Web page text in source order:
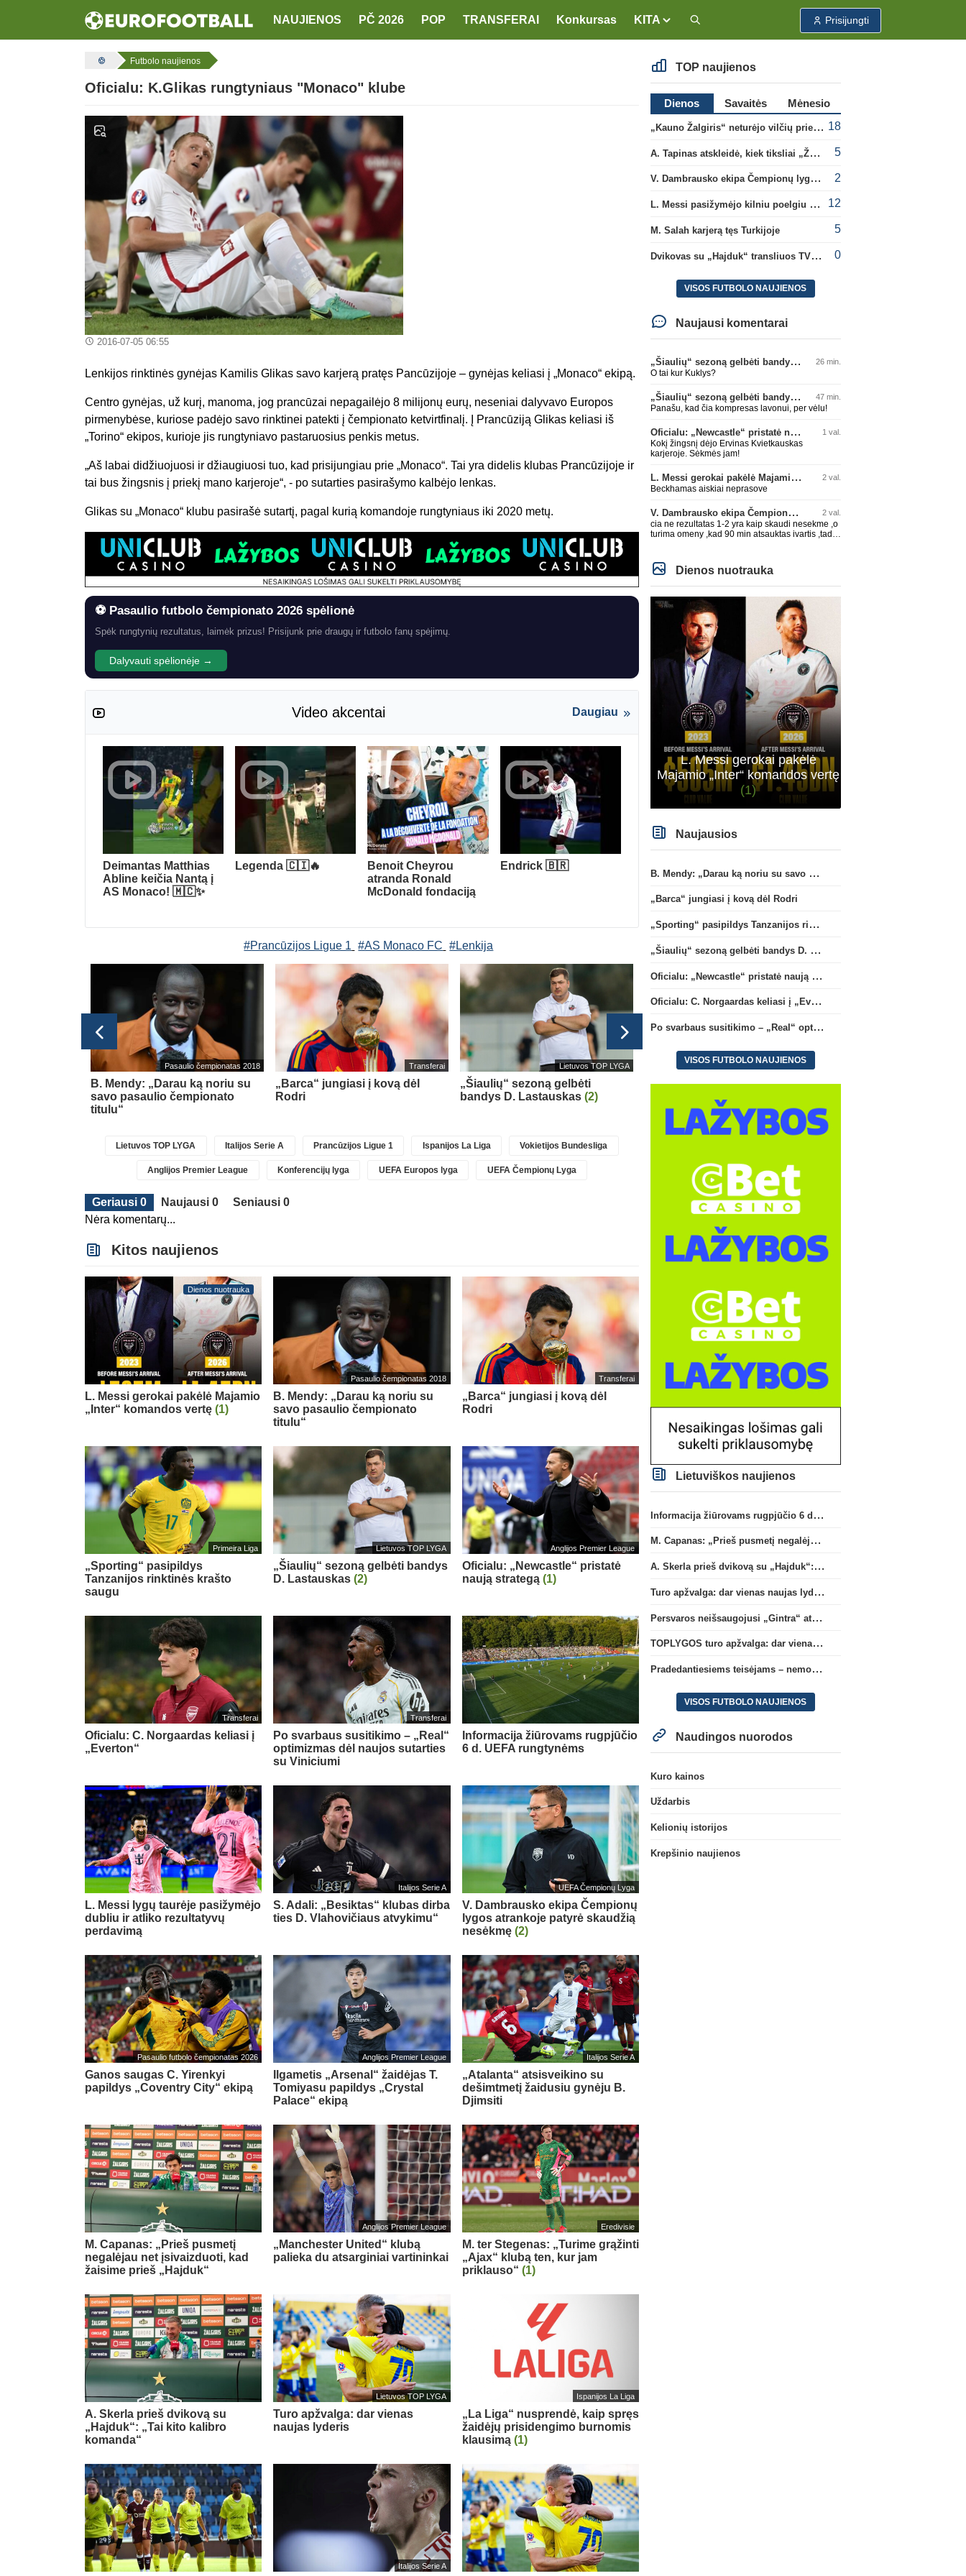
NAUJIENOS PČ 2026 POP TRANSFERAI Konkursas KITA Prisijungti
Futbolo naujienos
Oficialu: K.Glikas rungtyniaus "Monaco" klube
2016-07-05 06:55
Lenkijos rinktinės gynėjas Kamilis Glikas savo karjerą pratęs Pancūzijoje – gynėjas keliasi į „Monaco“ ekipą.
Centro gynėjas, už kurį, manoma, jog prancūzai nepagailėjo 8 milijonų eurų, neseniai dalyvavo Europos
pirmenybėse, kuriose padėjo savo rinktinei patekti į čempionato ketvirtfinalį. Į Prancūziją Glikas keliasi iš
„Torino“ ekipos, kurioje jis rungtyniavo pastaruosius penkis metus.
„Aš labai didžiuojuosi ir džiaugiuosi tuo, kad prisijungiau prie „Monaco“. Tai yra didelis klubas Prancūzijoje ir
tai bus žingsnis į priekį mano karjeroje“, - po sutarties pasirašymo kalbėjo lenkas.
Glikas su „Monaco“ klubu pasirašė sutartį, pagal kurią komandoje rungtyniaus iki 2020 metų.
⚽ Pasaulio futbolo čempionato 2026 spėlionė
Spėk rungtynių rezultatus, laimėk prizus! Prisijunk prie draugų ir futbolo fanų spėjimų.
Dalyvauti spėlionėje →
Video akcentai Daugiau
Deimantas Matthias
Abline keičia Nantą į
AS Monaco! 🇲🇨✨
Legenda 🇨🇮🔥
Benoit Cheyrou
atranda Ronald
McDonald fondaciją
Endrick 🇧🇷
#Prancūzijos Ligue 1 #AS Monaco FC #Lenkija
Pasaulio čempionatas 2018
B. Mendy: „Darau ką noriu su
savo pasaulio čempionato
titulu“
Transferai
„Barca“ jungiasi į kovą dėl
Rodri
Lietuvos TOP LYGA
„Šiaulių“ sezoną gelbėti
bandys D. Lastauskas (2)
Anglijos Premier League
Oficialu: „Newcastle“ pristatė
naują strategą(1)
Oficialu: C. Norgaardas
Lietuvos TOP LYGA Italijos Serie A Prancūzijos Ligue 1 Ispanijos La Liga Vokietijos Bundesliga
Anglijos Premier League Konferencijų lyga UEFA Europos lyga UEFA Čempionų Lyga
Geriausi 0 Naujausi 0
Seniausi 0
Nėra komentarų...
Kitos naujienos
Dienos nuotrauka
L. Messi gerokai pakėlė Majamio
„Inter“ komandos vertę (1)
Pasaulio čempionatas 2018
B. Mendy: „Darau ką noriu su
savo pasaulio čempionato
titulu“
Transferai
„Barca“ jungiasi į kovą dėl
Rodri
Primeira Liga
„Sporting“ pasipildys
Tanzanijos rinktinės krašto
saugu
Lietuvos TOP LYGA
„Šiaulių“ sezoną gelbėti bandys
D. Lastauskas(2)
Anglijos Premier League
Oficialu: „Newcastle“ pristatė
naują strategą (1)
Transferai
Oficialu: C. Norgaardas keliasi į
„Everton“
Transferai
Po svarbaus susitikimo – „Real“
optimizmas dėl naujos sutarties
su Viniciumi
Informacija žiūrovams rugpjūčio
6 d. UEFA rungtynėms
L. Messi lygų taurėje pasižymėjo
dubliu ir atliko rezultatyvų
perdavimą
Italijos Serie A
S. Adali: „Besiktas“ klubas dirba
ties D. Vlahovičiaus atvykimu“
UEFA Čempionų Lyga
V. Dambrausko ekipa Čempionų
lygos atrankoje patyrė skaudžią
nesėkmę (2)
Pasaulio futbolo čempionatas 2026
Ganos saugas C. Yirenkyi
papildys „Coventry City“ ekipą
Anglijos Premier League
Ilgametis „Arsenal“ žaidėjas T.
Tomiyasu papildys „Crystal
Palace“ ekipą
Italijos Serie A
„Atalanta“ atsisveikino su
dešimtmetį žaidusiu gynėju B.
Djimsiti
M. Capanas: „Prieš pusmetį
negalėjau net įsivaizduoti, kad
žaisime prieš „Hajduk“
Anglijos Premier League
„Manchester United“ klubą
palieka du atsarginiai vartininkai
Eredivisie
M. ter Stegenas: „Turime grąžinti
„Ajax“ klubą ten, kur jam
priklauso“ (1)
A. Skerla prieš dvikovą su
„Hajduk“: „Tai kito kalibro
komanda“
Lietuvos TOP LYGA
Turo apžvalga: dar vienas
naujas lyderis
Ispanijos La Liga
„La Liga“ nusprendė, kaip spręs
žaidėjų prisidengimo burnomis
klausimą (1)
Italijos Serie A
TOP naujienos
Dienos Savaitės
Mėnesio
„Kauno Žalgiris“ neturėjo vilčių prieš „Dinamo“ 18
A. Tapinas atskleidė, kiek tiksliai „Žalgiris“ jau uždirbo iš UEFA premijų 5
V. Dambrausko ekipa Čempionų lygos atrankoje patyrė skaudžią nesėkmę 2
L. Messi pasižymėjo kilniu poelgiu dėl kilusių gaisrų Madride 12
M. Salah karjerą tęs Turkijoje 5
Dvikovas su „Hajduk“ transliuos TV3, paskutinėje transliacijoje – nauji rekordai 0
VISOS FUTBOLO NAUJIENOS
Naujausi komentarai
„Šiaulių“ sezoną gelbėti bandys D. Lastauskas 26 min.
O tai kur Kuklys?
„Šiaulių“ sezoną gelbėti bandys D. Lastauskas 47 min.
Panašu, kad čia kompresas lavonui, per vėlu!
Oficialu: „Newcastle“ pristatė naują strategą 1 val.
Kokį žingsnį dėjo Ervinas Kvietkauskas
karjeroje. Sėkmės jam!
L. Messi gerokai pakėlė Majamio „Inter“ komandos vertę 2 val.
Beckhamas aiskiai neprasove
V. Dambrausko ekipa Čempionų lygos atrankoje patyrė skaudžią nesėkmę 2 val.
cia ne rezultatas 1-2 yra kaip skaudi nesekme ,o
turima omeny ,kad 90 min atsauktas ivartis ,tada
Dienos nuotrauka
L. Messi gerokai pakėlė
Majamio „Inter“ komandos vertę
(1)
Naujausios
B. Mendy: „Darau ką noriu su savo pasaulio čempionato titulu“
„Barca“ jungiasi į kovą dėl Rodri
„Sporting“ pasipildys Tanzanijos rinktinės krašto saugu
„Šiaulių“ sezoną gelbėti bandys D. Lastauskas
Oficialu: „Newcastle“ pristatė naują strategą
Oficialu: C. Norgaardas keliasi į „Everton“
Po svarbaus susitikimo – „Real“ optimizmas dėl naujos sutarties su Viniciumi
VISOS FUTBOLO NAUJIENOS
Lietuviškos naujienos
Informacija žiūrovams rugpjūčio 6 d. UEFA rungtynėms
M. Capanas: „Prieš pusmetį negalėjau net įsivaizduoti, kad žaisime prieš „Hajduk“
A. Skerla prieš dvikovą su „Hajduk“: „Tai kito kalibro komanda“
Turo apžvalga: dar vienas naujas lyderis
Persvaros neišsaugojusi „Gintra“ atrankos pusfinalyje nusileido Škotijos čempionėms
TOPLYGOS turo apžvalga: dar vienas naujas lyderis
Pradedantiesiems teisėjams – nemokamas seminaras Vilniuje šį penktadienį
VISOS FUTBOLO NAUJIENOS
Naudingos nuorodos
Kuro kainos
Uždarbis
Kelionių istorijos
Krepšinio naujienos